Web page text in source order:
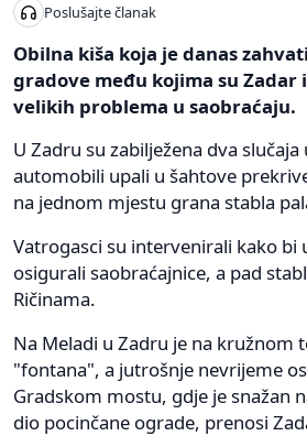
Poslušajte članak
Obilna kiša koja je danas
gradove među kojima su Zadar
velikih problema u saobraćaju.
U Zadru su zabilježena dva
automobili upali u šahtove
na jednom mjestu grana stabla
Vatrogasci su intervenirali kako bi
osigurali saobraćajnice, a pad
Ričinama.
Na Meladi u Zadru je na kružnom
"fontana", a jutrošnje nevrijeme
Gradskom mostu, gdje je snažan
dio pocinčane ograde, prenosi